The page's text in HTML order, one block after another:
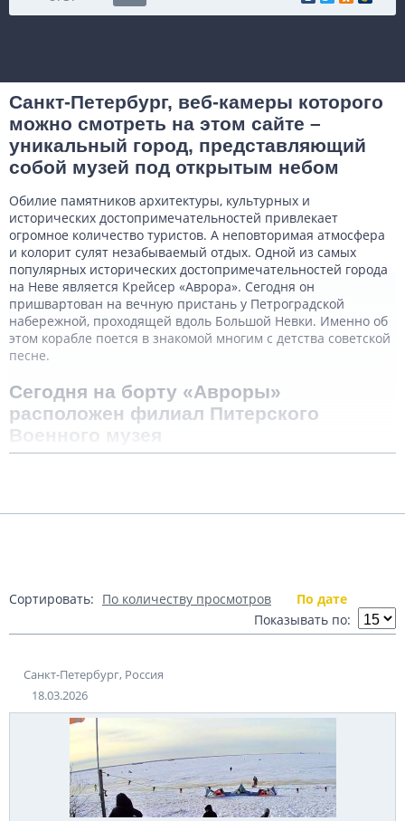
Санкт-Петербург, веб-камеры которого
можно смотреть на этом сайте –
уникальный город, представляющий
собой музей под открытым небом
Обилие памятников архитектуры, культурных и
исторических достопримечательностей привлекает
огромное количество туристов. А неповторимая атмосфера
и колорит сулят незабываемый отдых. Одной из самых
популярных исторических достопримечательностей города
на Неве является Крейсер «Аврора». Сегодня он
пришвартован на вечную пристань у Петроградской
набережной, проходящей вдоль Большой Невки. Именно об
этом корабле поется в знакомой многим с детства советской
песне.
Сегодня на борту «Авроры»
расположен филиал Питерского
Военного музея
старинного оружия, картин, фотографий. Основная выставка
неоднократно принимал участие в русско-японской и
Первой мировой войне. С «Авророй» связаны и события
февральской, а также Октябрьской революций. Именно с
сигналом к взятию Зимнего дворца в ноябре 1917 года. В
период Великой Отечественной войны, корабль находился в
Ораниенбауме (город Ломоносов, Ленинградской области).
Он был включен в систему ПВО Кронштадтского флота. В
наше время на территории дворцово-паркового комплекса
Ораниенбаум расположен мемориал, посвященный
крейсеру «Аврора».
Веб-камеры Санкт-Петербурга позволят увидеть
Сортировать: По количеству просмотров
По дате
Показывать по:
Санкт-Петербург, Россия
18.03.2026